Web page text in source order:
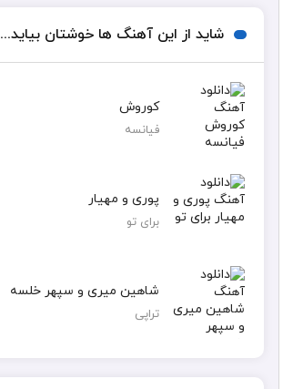
شاید از این آهنگ ها خوشتان بیاید...
کوروش
فیانسه
پوری و مهیار
برای تو
شاهین میری و سپهر خلسه
تراپی